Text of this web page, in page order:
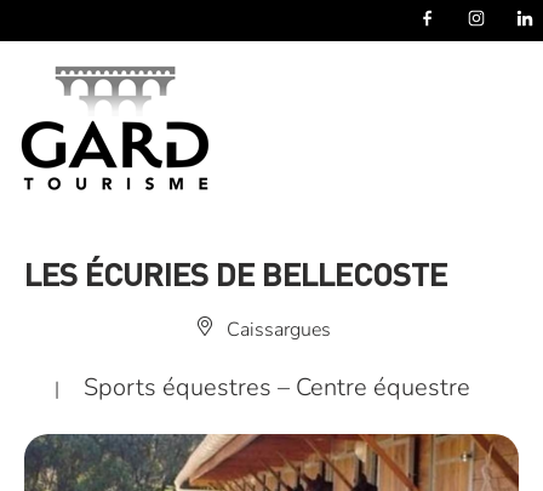
LES ÉCURIES DE BELLECOSTE
Caissargues
| Sports équestres – Centre équestre